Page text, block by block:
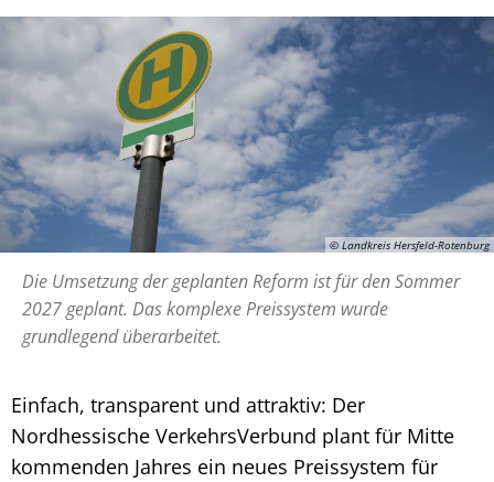
© Landkreis Hersfeld-Rotenburg
Die Umsetzung der geplanten Reform ist für den Sommer
2027 geplant. Das komplexe Preissystem wurde
grundlegend überarbeitet.
Einfach, transparent und attraktiv: Der
Nordhessische VerkehrsVerbund plant für Mitte
kommenden Jahres ein neues Preissystem für